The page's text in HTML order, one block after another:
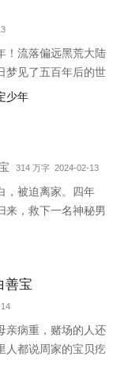
！流落偏远黑荒大陆
梦见了五百年后的世
度与部族甚至已消
少年
314 万字 2024-02-13
，被迫离家。四年
来，救下一名神秘男
，却不料男子缠着
爹。”顾念抚额，带
闻，商界霸主陆寒
，坐等顾念被甩。殊
，都怀上二胎...
善宝
亲病重，赌场的人还
人都说周家的宝贝疙
着满宝的小手哭唧